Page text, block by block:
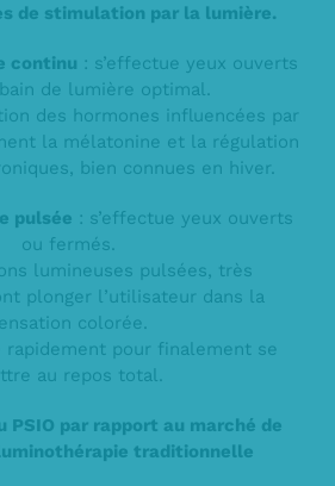
de stimulation par la lumière.
continu : s’effectue yeux ouverts
de lumière optimal.
des hormones influencées par
la mélatonine et la régulation
bien connues en hiver.
pulsée : s’effectue yeux ouverts
ou fermés.
lumineuses pulsées, très
plonger l’utilisateur dans la
colorée.
rapidement pour finalement se
au repos total.
PSIO par rapport au marché de
traditionnelle